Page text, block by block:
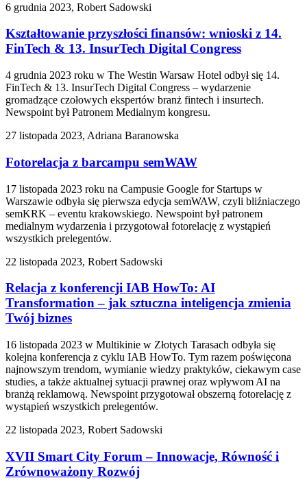
6 grudnia 2023, Robert Sadowski
Kształtowanie przyszłości finansów: wnioski z 14.
FinTech & 13. InsurTech Digital Congress
4 grudnia 2023 roku w The Westin Warsaw Hotel odbył się 14.
FinTech & 13. InsurTech Digital Congress – wydarzenie
gromadzące czołowych ekspertów branż fintech i insurtech.
Newspoint był Patronem Medialnym kongresu.
27 listopada 2023, Adriana Baranowska
Fotorelacja z barcampu semWAW
17 listopada 2023 roku na Campusie Google for Startups w
Warszawie odbyła się pierwsza edycja semWAW, czyli bliźniaczego
semKRK – eventu krakowskiego. Newspoint był patronem
medialnym wydarzenia i przygotował fotorelację z wystąpień
wszystkich prelegentów.
22 listopada 2023, Robert Sadowski
Relacja z konferencji IAB HowTo: AI
Transformation – jak sztuczna inteligencja zmienia
Twój biznes
16 listopada 2023 w Multikinie w Złotych Tarasach odbyła się
kolejna konferencja z cyklu IAB HowTo. Tym razem poświęcona
najnowszym trendom, wymianie wiedzy praktyków, ciekawym case
studies, a także aktualnej sytuacji prawnej oraz wpływom AI na
branżą reklamową. Newspoint przygotował obszerną fotorelację z
wystąpień wszystkich prelegentów.
22 listopada 2023, Robert Sadowski
XVII Smart City Forum – Innowacje, Równość i
Zrównoważony Rozwój